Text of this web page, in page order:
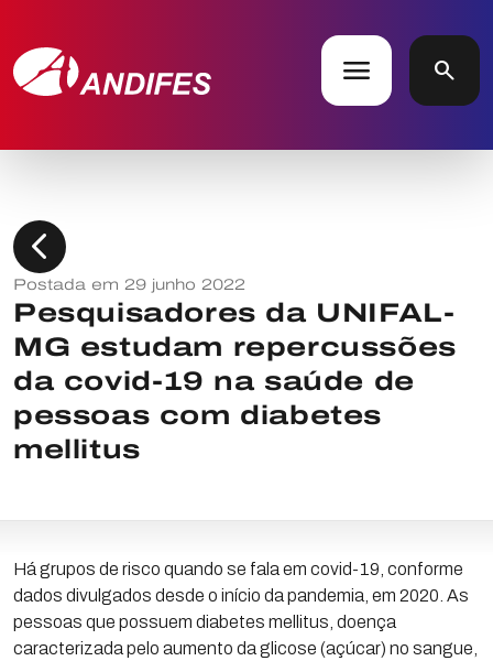
menu search
chevron_left
Postada em 29 junho 2022
Pesquisadores da UNIFAL-
MG estudam repercussões
da covid-19 na saúde de
pessoas com diabetes
mellitus
Há grupos de risco quando se fala em covid-19, conforme
dados divulgados desde o início da pandemia, em 2020. As
pessoas que possuem diabetes mellitus, doença
caracterizada pelo aumento da glicose (açúcar) no sangue,